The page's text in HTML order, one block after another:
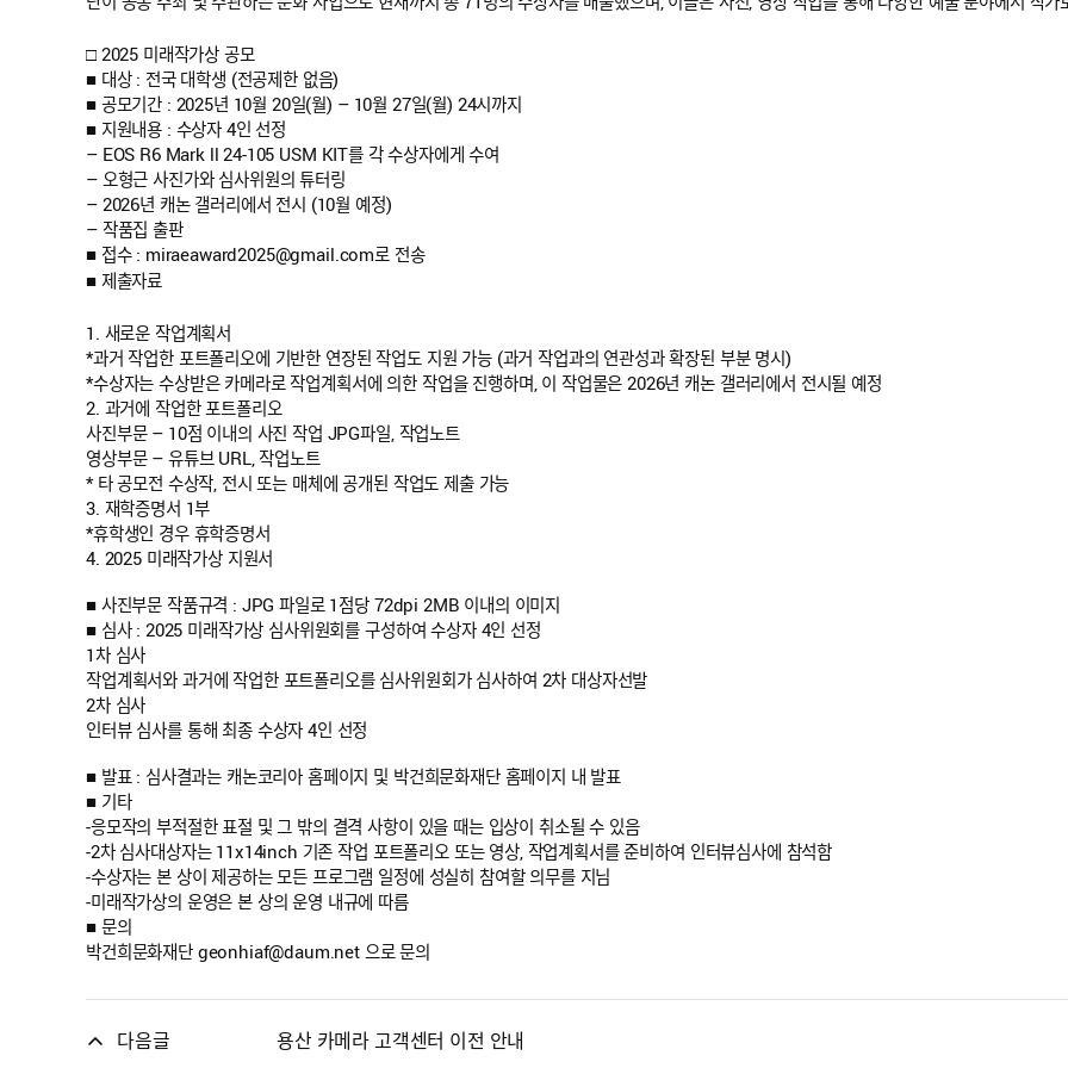
□ 2025 미래작가상 공모
■ 대상 : 전국 대학생 (전공제한 없음)
■ 공모기간 : 2025년 10월 20일(월) – 10월 27일(월) 24시까지
■ 지원내용 : 수상자 4인 선정
– EOS R6 Mark ll 24-105 USM KIT를 각 수상자에게 수여
– 오형근 사진가와 심사위원의 튜터링
– 2026년 캐논 갤러리에서 전시 (10월 예정)
– 작품집 출판
■ 접수 : miraeaward2025@gmail.com로 전송
■ 제출자료
1. 새로운 작업계획서
*과거 작업한 포트폴리오에 기반한 연장된 작업도 지원 가능 (과거 작업과의 연관성과 확장된 부분 명시)
*수상자는 수상받은 카메라로 작업계획서에 의한 작업을 진행하며, 이 작업물은 2026년 캐논 갤러리에서 전시될 예정
2. 과거에 작업한 포트폴리오
사진부문 – 10점 이내의 사진 작업 JPG파일, 작업노트
영상부문 – 유튜브 URL, 작업노트
* 타 공모전 수상작, 전시 또는 매체에 공개된 작업도 제출 가능
3. 재학증명서 1부
*휴학생인 경우 휴학증명서
4. 2025 미래작가상 지원서
■ 사진부문 작품규격 : JPG 파일로 1점당 72dpi 2MB 이내의 이미지
■ 심사 : 2025 미래작가상 심사위원회를 구성하여 수상자 4인 선정
1차 심사
작업계획서와 과거에 작업한 포트폴리오를 심사위원회가 심사하여 2차 대상자선발
2차 심사
인터뷰 심사를 통해 최종 수상자 4인 선정
■ 발표 : 심사결과는 캐논코리아 홈페이지 및 박건희문화재단 홈페이지 내 발표
■ 기타
-응모작의 부적절한 표절 및 그 밖의 결격 사항이 있을 때는 입상이 취소될 수 있음
-2차 심사대상자는 11x14inch 기존 작업 포트폴리오 또는 영상, 작업계획서를 준비하여 인터뷰심사에 참석함
-수상자는 본 상이 제공하는 모든 프로그램 일정에 성실히 참여할 의무를 지님
-미래작가상의 운영은 본 상의 운영 내규에 따름
■ 문의
박건희문화재단 geonhiaf@daum.net 으로 문의
다음글 용산 카메라 고객센터 이전 안내